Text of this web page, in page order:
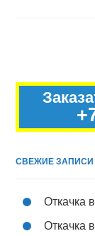
СВЕЖИЕ ЗАПИСИ
Откачка
Откачка